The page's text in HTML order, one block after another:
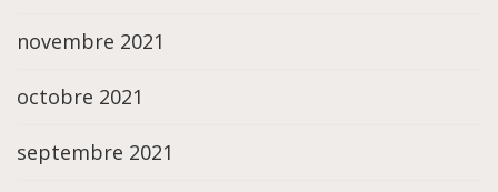
novembre 2021
octobre 2021
septembre 2021